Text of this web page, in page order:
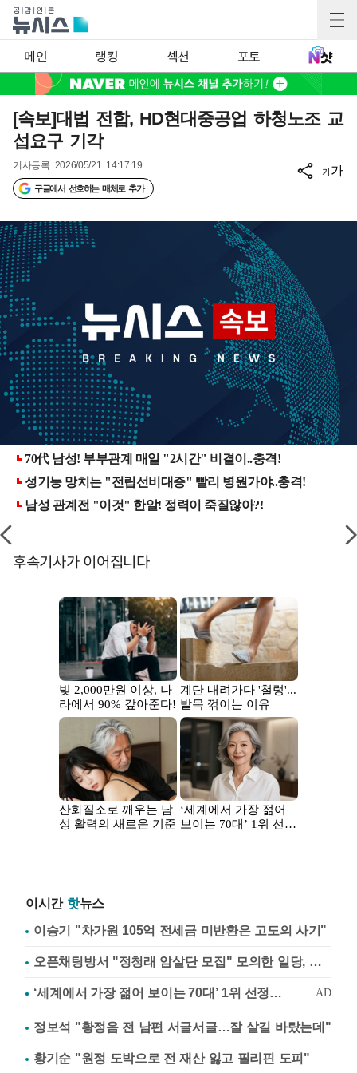
메인 랭킹 섹션 포토
[속보]대법 전합, HD현대중공업 하청노조 교
섭요구 기각
기사등록 2026/05/21 14:17:19
구글에서 선호하는 매체로 추가
가가
후속기사가 이어집니다
이시간 핫뉴스
이승기 "차가원 105억 전세금 미반환은 고도의 사기"
오픈채팅방서 "정청래 암살단 모집" 모의한 일당, 불구속 송치
정보석 "황정음 전 남편 서글서글…잘 살길 바랐는데"
황기순 "원정 도박으로 전 재산 잃고 필리핀 도피"